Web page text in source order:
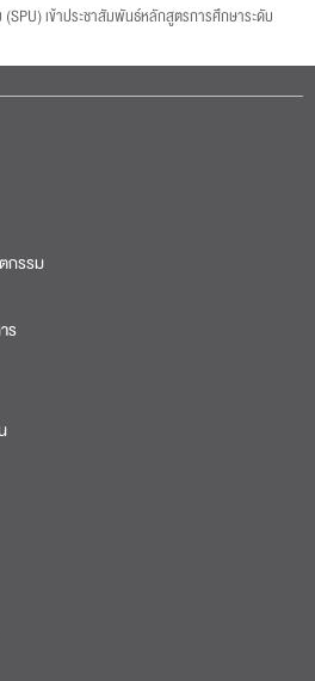
เข้าประชาสัมพันธ์หลักสูตรการศึกษาระดับ
กรรม
ร